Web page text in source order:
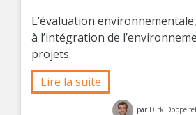
L’évaluation
à l’intégration de
projets.
Lire la suite
par Dirk